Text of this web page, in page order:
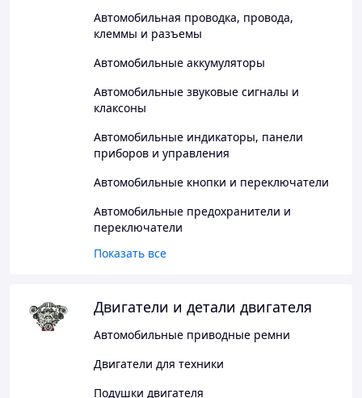
Автомобильная проводка, провода,
клеммы и разъемы
Автомобильные аккумуляторы
Автомобильные звуковые сигналы и
клаксоны
Автомобильные индикаторы, панели
приборов и управления
Автомобильные кнопки и переключатели
Автомобильные предохранители и
переключатели
Показать все
Двигатели и детали двигателя
Автомобильные приводные ремни
Двигатели для техники
Подушки двигателя